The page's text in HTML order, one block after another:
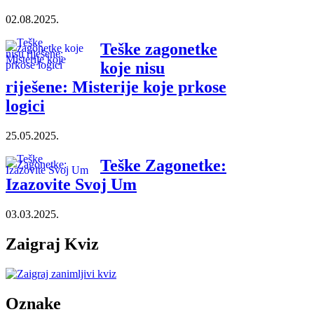
02.08.2025.
Teške zagonetke
koje nisu
riješene: Misterije koje prkose
logici
25.05.2025.
Teške Zagonetke:
Izazovite Svoj Um
03.03.2025.
Zaigraj Kviz
Oznake